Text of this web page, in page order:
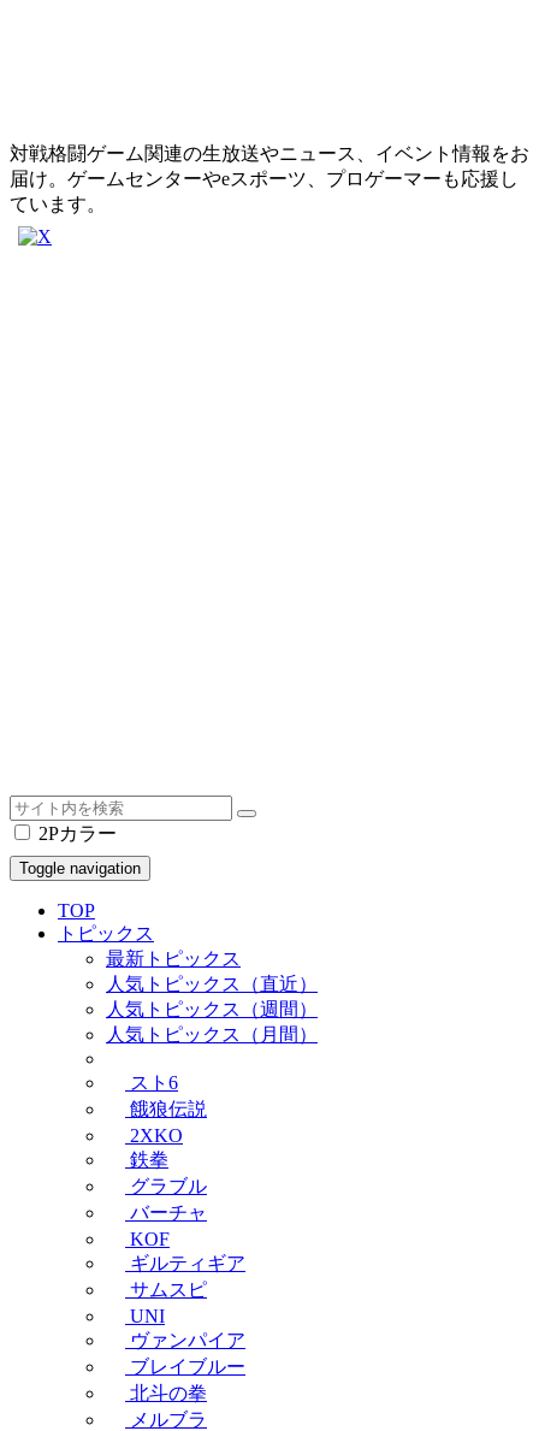
対戦格闘ゲーム関連の生放送やニュース、イベント情報をお
届け。ゲームセンターやeスポーツ、プロゲーマーも応援し
ています。
2Pカラー
Toggle navigation
TOP
トピックス
最新トピックス
人気トピックス（直近）
人気トピックス（週間）
人気トピックス（月間）
スト6
餓狼伝説
2XKO
鉄拳
グラブル
バーチャ
KOF
ギルティギア
サムスピ
UNI
ヴァンパイア
ブレイブルー
北斗の拳
メルブラ